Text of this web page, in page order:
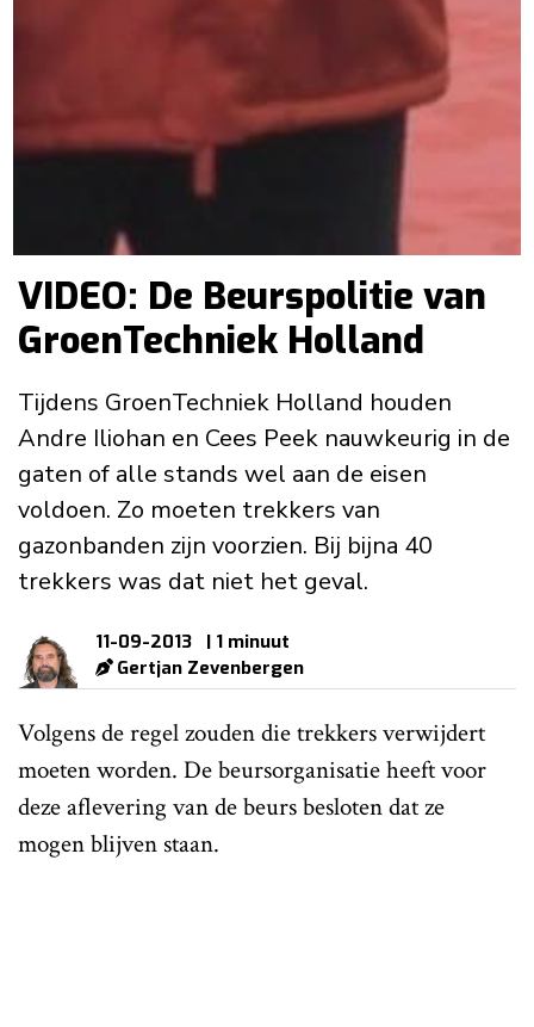
VIDEO: De Beurspolitie van
GroenTechniek Holland
Tijdens GroenTechniek Holland houden
Andre Iliohan en Cees Peek nauwkeurig in de
gaten of alle stands wel aan de eisen
voldoen. Zo moeten trekkers van
gazonbanden zijn voorzien. Bij bijna 40
trekkers was dat niet het geval.
11-09-2013
| 1 minuut
Gertjan Zevenbergen
Volgens de regel zouden die trekkers verwijdert
moeten worden. De beursorganisatie heeft voor
deze aflevering van de beurs besloten dat ze
mogen blijven staan.